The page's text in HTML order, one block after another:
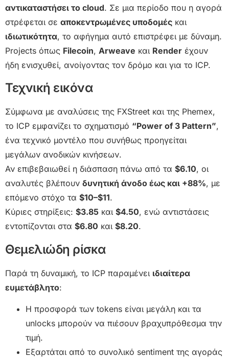
αντικαταστήσει το cloud. Σε μια περίοδο που η αγορά
στρέφεται σε αποκεντρωμένες υποδομές και
ιδιωτικότητα, το αφήγημα αυτό επιστρέφει με δύναμη.
Projects όπως Filecoin, Arweave και Render έχουν
ήδη ενισχυθεί, ανοίγοντας τον δρόμο και για το ICP.
Τεχνική εικόνα
Σύμφωνα με αναλύσεις της FXStreet και της Phemex,
το ICP εμφανίζει το σχηματισμό “Power of 3 Pattern”,
ένα τεχνικό μοντέλο που συνήθως προηγείται
μεγάλων ανοδικών κινήσεων.
Αν επιβεβαιωθεί η διάσπαση πάνω από τα $6.10, οι
αναλυτές βλέπουν δυνητική άνοδο έως και +88%, με
επόμενο στόχο τα $10–$11.
Κύριες στηρίξεις: $3.85 και $4.50, ενώ αντιστάσεις
εντοπίζονται στα $6.80 και $8.20.
Θεμελιώδη ρίσκα
Παρά τη δυναμική, το ICP παραμένει ιδιαίτερα
ευμετάβλητο:
Η προσφορά των tokens είναι μεγάλη και τα
unlocks μπορούν να πιέσουν βραχυπρόθεσμα την
τιμή.
Εξαρτάται από το συνολικό sentiment της αγοράς